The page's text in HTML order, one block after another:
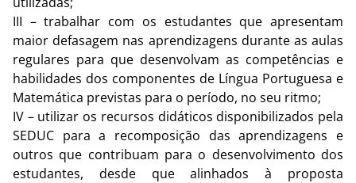
III – trabalhar com os estudantes que apresentam
maior defasagem nas aprendizagens durante as aulas
regulares para que desenvolvam as competências e
habilidades dos componentes de Língua Portuguesa e
Matemática previstas para o período, no seu ritmo;
IV – utilizar os recursos didáticos disponibilizados pela
SEDUC para a recomposição das aprendizagens e
outros que contribuam para o desenvolvimento dos
estudantes, desde que alinhados à proposta